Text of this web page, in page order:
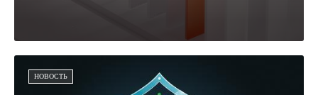
НОВОСТЬ